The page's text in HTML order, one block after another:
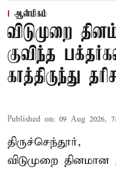
ஆன்மிகம்
விடுமுறை
குவிந்த
காத்திருந்து
Published on: 09 Aug 2026,
திருச்செந்தூர்,
விடுமுறை தினமான